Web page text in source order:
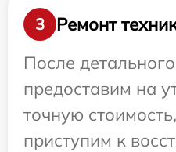
3
Ремонт
После
предоставим на
точную
приступим к